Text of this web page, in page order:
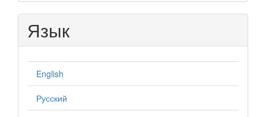
Язык
English
Русский